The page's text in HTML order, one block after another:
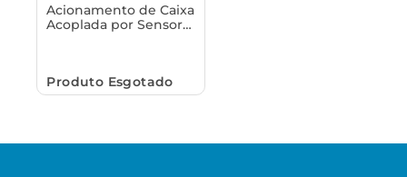
Acionamento de Caixa
Acoplada por Sensor
Produto Esgotado